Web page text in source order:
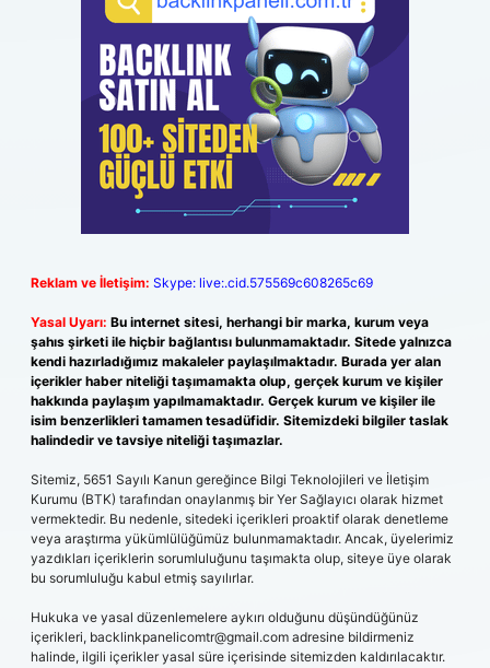
Reklam ve İletişim: Skype: live:.cid.575569c608265c69
Yasal Uyarı: Bu internet sitesi, herhangi bir marka, kurum veya
şahıs şirketi ile hiçbir bağlantısı bulunmamaktadır. Sitede yalnızca
kendi hazırladığımız makaleler paylaşılmaktadır. Burada yer alan
içerikler haber niteliği taşımamakta olup, gerçek kurum ve kişiler
hakkında paylaşım yapılmamaktadır. Gerçek kurum ve kişiler ile
isim benzerlikleri tamamen tesadüfidir. Sitemizdeki bilgiler taslak
halindedir ve tavsiye niteliği taşımazlar.
Sitemiz, 5651 Sayılı Kanun gereğince Bilgi Teknolojileri ve İletişim
Kurumu (BTK) tarafından onaylanmış bir Yer Sağlayıcı olarak hizmet
vermektedir. Bu nedenle, sitedeki içerikleri proaktif olarak denetleme
veya araştırma yükümlülüğümüz bulunmamaktadır. Ancak, üyelerimiz
yazdıkları içeriklerin sorumluluğunu taşımakta olup, siteye üye olarak
bu sorumluluğu kabul etmiş sayılırlar.
Hukuka ve yasal düzenlemelere aykırı olduğunu düşündüğünüz
içerikleri, backlinkpanelicomtr@gmail.com adresine bildirmeniz
halinde, ilgili içerikler yasal süre içerisinde sitemizden kaldırılacaktır.